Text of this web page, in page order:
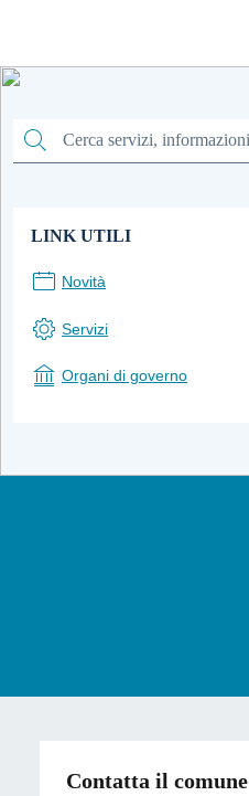
Cerca
LINK UTILI
Novità
Servizi
Organi di governo
Contatta il comune